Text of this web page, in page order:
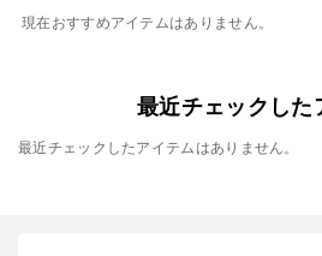
現在おすすめアイテムはありません。
最近チェックした
最近チェックしたアイテムはありません。